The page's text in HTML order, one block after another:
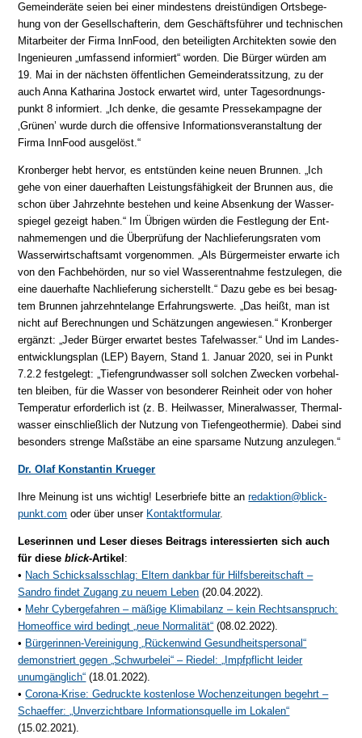
Ge­mein­de­rä­te seien bei ei­ner min­des­tens drei­stün­di­gen Orts­be­ge­
hung von der Ge­sell­schaf­te­rin, dem Ge­schäfts­füh­rer und tech­ni­schen
Mit­ar­bei­ter der Firma InnFood, den be­tei­lig­ten Ar­chi­tek­ten so­wie den
In­ge­nieu­ren „um­fas­send in­for­miert“ wor­den. Die Bürger wür­den am
19. Mai in der nächs­ten öf­fent­li­chen Ge­mein­de­rats­sit­zung, zu der
auch Anna Katharina Jostock er­war­tet wird, un­ter Ta­ges­ord­nungs­
punkt 8 in­for­miert. „Ich den­ke, die ge­sam­te Presse­kam­pag­ne der
‚Grünen’ wur­de durch die of­fen­si­ve In­for­ma­tions­ver­an­stal­tung der
Firma InnFood ausgelöst.“
Kronberger hebt hervor, es entstünden keine neuen Brunnen. „Ich
gehe von ei­ner dauer­haf­ten Leis­tungs­fä­hig­keit der Brun­nen aus, die
schon über Jahr­zehn­te be­ste­hen und kei­ne Ab­sen­kung der Wasser­
spie­gel ge­zeigt ha­ben.“ Im Übri­gen wür­den die Fest­le­gung der Ent­
nah­me­men­gen und die Über­prü­fung der Nach­lie­fe­rungs­ra­ten vom
Wasser­wirt­schafts­amt vor­ge­nom­men. „Als Bür­ger­meis­ter er­war­te ich
von den Fach­be­hör­den, nur so viel Wasser­ent­nah­me fest­zu­le­gen, die
eine dauer­haf­te Nach­lie­fe­rung sicher­stellt.“ Da­zu ge­be es bei be­sag­
tem Brun­nen jahr­zehn­te­lan­ge Er­fah­rungs­wer­te. „Das heißt, man ist
nicht auf Be­rech­nun­gen und Schät­zun­gen an­ge­wie­sen.“ Kronberger
er­gänzt: „Je­der Bür­ger er­war­tet bes­tes Tafel­wasser.“ Und im Lan­des­
ent­wick­lungs­plan (LEP) Bayern, Stand 1. Ja­nu­ar 2020, sei in Punkt
7.2.2 fest­ge­legt: „Tiefen­grund­wasser soll sol­chen Zwe­cken vor­be­hal­
ten blei­ben, für die Wasser von be­son­de­rer Rein­heit oder von ho­her
Tem­pe­ra­tur er­for­der­lich ist (z. B. Heil­wasser, Mi­ne­ral­wasser, Ther­mal­
wasser ein­schließ­lich der Nut­zung von Tie­fen­geo­ther­mie). Da­bei sind
be­son­ders stren­ge Maß­stä­be an eine spar­sa­me Nut­zung anzulegen.“
Dr. Olaf Konstantin Krueger
Ihre Meinung ist uns wichtig! Leserbriefe bitte anredaktion@blick-
punkt.com oder über unser Kontaktformular.
Leserinnen und Leser dieses Beitrags interessierten sich auch
für dieseblick-Artikel :
• Nach Schicksalsschlag: Eltern dankbar für Hilfsbereitschaft –
Sandro findet Zugang zu neuem Leben (20.04.2022).
• Mehr Cybergefahren – mäßige Klimabilanz – kein Rechtsanspruch:
Homeoffice wird bedingt „neue Normalität“ (08.02.2022).
• Bürgerinnen-Vereinigung „Rückenwind Gesundheitspersonal“
demonstriert gegen „Schwurbelei“ – Riedel: „Impfpflicht leider
unumgänglich“ (18.01.2022).
•Corona-Krise: Gedruckte kostenlose Wochenzeitungen begehrt –
Schaeffer: „Unverzichtbare Informationsquelle im Lokalen“
(15.02.2021).